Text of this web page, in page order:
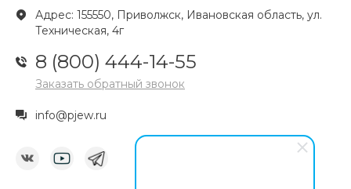
Адрес: 155550, Приволжск, Ивановская область, ул.
Техническая, 4г
8 (800) 444-14-55
Заказать обратный звонок
info@pjew.ru